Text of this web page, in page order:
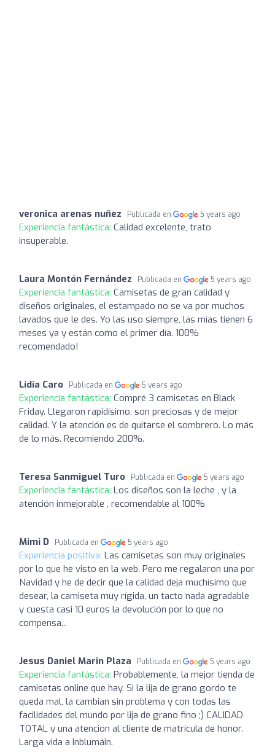
veronica arenas nuñez Publicada en 5 years ago
Experiencia fantástica: Calidad excelente, trato
insuperable.
Laura Montón Fernández Publicada en 5 years ago
Experiencia fantástica: Camisetas de gran calidad y
diseños originales, el estampado no se va por muchos
lavados que le des. Yo las uso siempre, las mías tienen 6
meses ya y están como el primer día. 100%
recomendado!
Lidia Caro Publicada en 5 years ago
Experiencia fantástica: Compré 3 camisetas en Black
Friday. Llegaron rapidísimo, son preciosas y de mejor
calidad. Y la atención es de quitarse el sombrero. Lo más
de lo más. Recomiendo 200%.
Teresa Sanmiguel Turo Publicada en 5 years ago
Experiencia fantástica: Los diseños son la leche , y la
atención inmejorable , recomendable al 100%
Mimi D Publicada en 5 years ago
Experiencia positiva: Las camisetas son muy originales
por lo que he visto en la web. Pero me regalaron una por
Navidad y he de decir que la calidad deja muchísimo que
desear, la camiseta muy rígida, un tacto nada agradable
y cuesta casi 10 euros la devolución por lo que no
compensa...
Jesus Daniel Marin Plaza Publicada en 5 years ago
Experiencia fantástica: Probablemente, la mejor tienda de
camisetas online que hay. Si la lija de grano gordo te
queda mal, la cambian sin problema y con todas las
facilidades del mundo por lija de grano fino ;) CALIDAD
TOTAL y una atencion al cliente de matrícula de honor.
Larga vida a Inblumáin.